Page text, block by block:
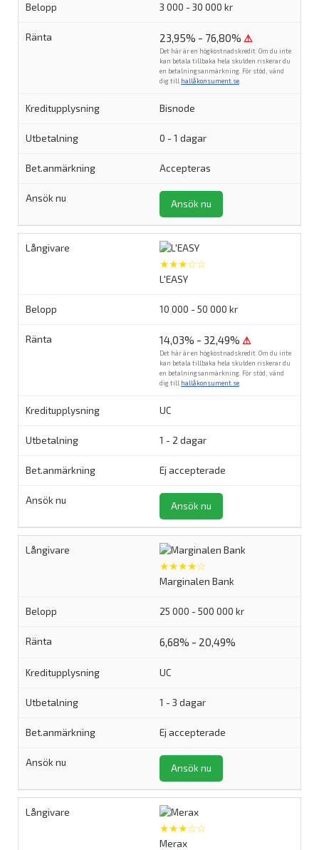
3 000 - 30 000 kr
23,95% - 76,80% ⚠
Det här är en högkostnadskredit. Om du inte
kan betala tillbaka hela skulden riskerar du
en betalningsanmärkning. För stöd, vänd
dig till hallåkonsument.se
Bisnode
0 - 1 dagar
Accepteras
Ansök nu
★★★☆☆
L'EASY
10 000 - 50 000 kr
14,03% - 32,49% ⚠
Det här är en högkostnadskredit. Om du inte
kan betala tillbaka hela skulden riskerar du
en betalningsanmärkning. För stöd, vänd
dig till hallåkonsument.se
UC
1 - 2 dagar
Ej accepterade
Ansök nu
★★★★☆
Marginalen Bank
25 000 - 500 000 kr
6,68% - 20,49%
UC
1 - 3 dagar
Ej accepterade
Ansök nu
★★★☆☆
Merax